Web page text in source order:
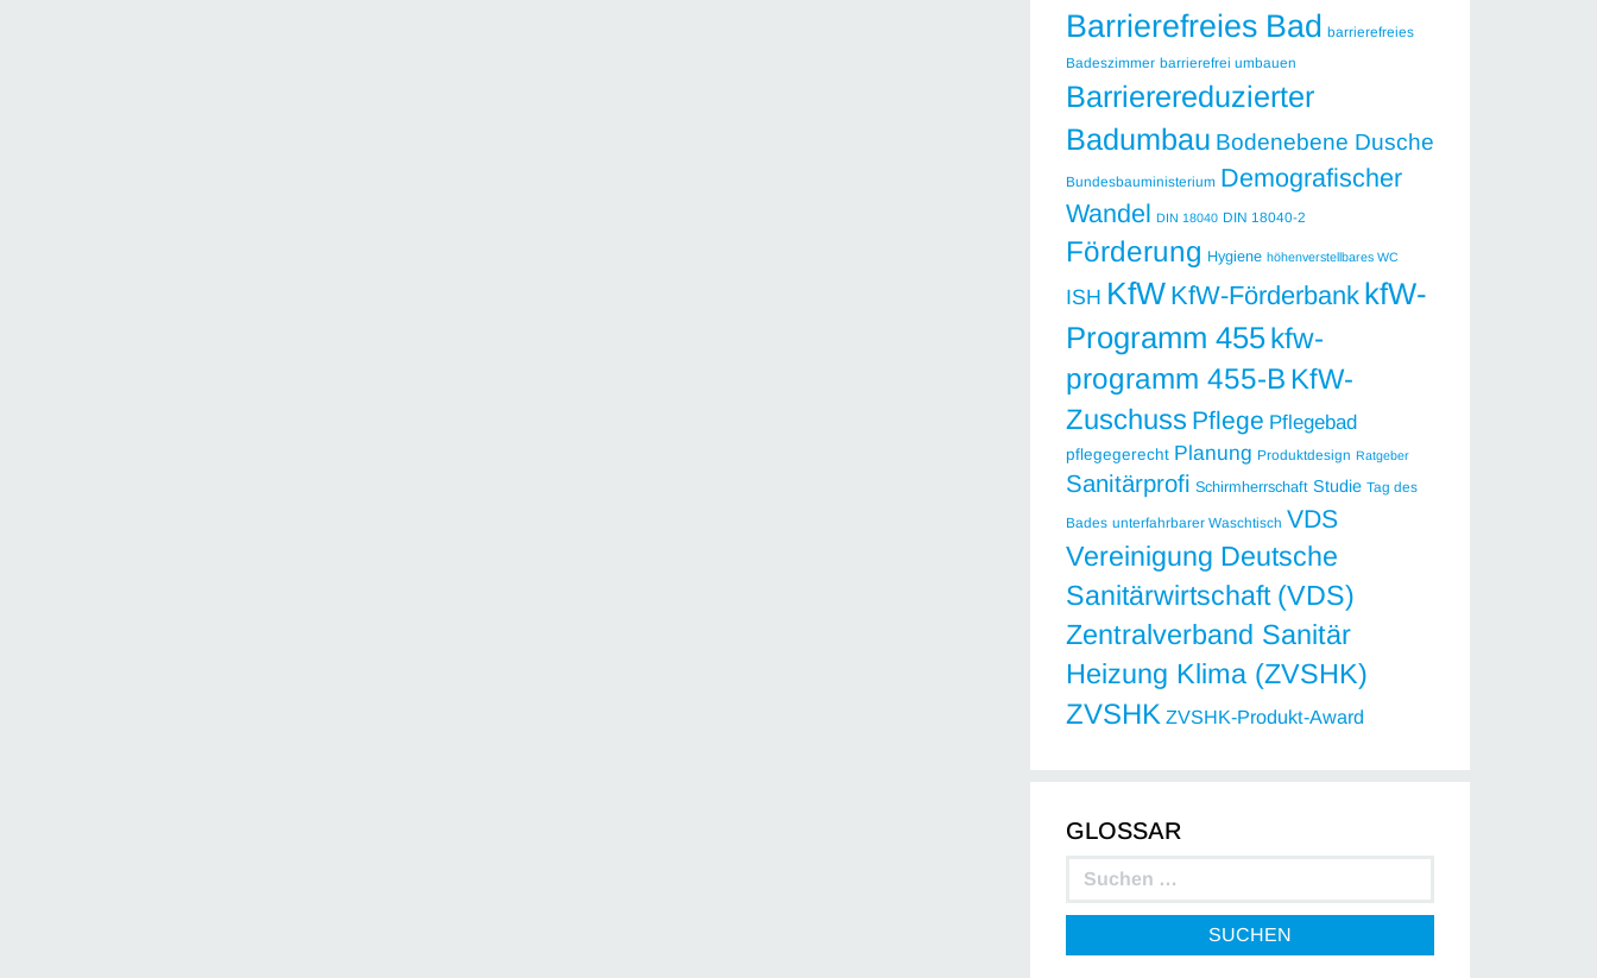
Barrierefreies Bad barrierefreies
Badeszimmer barrierefrei umbauen
Barrierereduzierter
Badumbau Bodenebene Dusche
Bundesbauministerium Demografischer
Wandel DIN 18040 DIN 18040-2
Förderung Hygiene höhenverstellbares WC
ISH KfW KfW-Förderbank kfW-
Programm 455kfw-
programm 455-B KfW-
Zuschuss Pflege Pflegebad
pflegegerecht Planung Produktdesign Ratgeber
Sanitärprofi Schirmherrschaft Studie Tag des
Bades unterfahrbarer Waschtisch VDS
Vereinigung Deutsche
Sanitärwirtschaft (VDS)
Zentralverband Sanitär
Heizung Klima (ZVSHK)
ZVSHK ZVSHK-Produkt-Award
GLOSSAR
SUCHEN